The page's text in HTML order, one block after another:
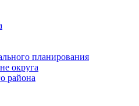
планирования
округа
района